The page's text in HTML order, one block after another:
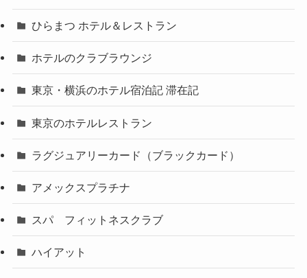
ひらまつ ホテル＆レストラン
ホテルのクラブラウンジ
東京・横浜のホテル宿泊記 滞在記
東京のホテルレストラン
ラグジュアリーカード（ブラックカード）
アメックスプラチナ
スパ フィットネスクラブ
ハイアット